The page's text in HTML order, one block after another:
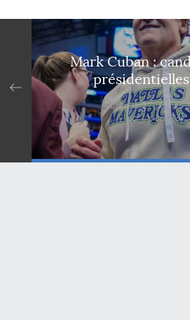
Mark Cuban :
présidentielles
Publié le 27 janvier
par VisionsMag.